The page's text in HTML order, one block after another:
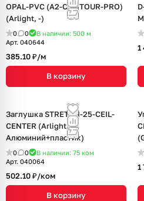
OPAL-PVC (A2-CONTOUR-PRO)
(Arlight, -)
0 0 В наличии: 500 м
Арт. 040644
385.10 ₽/м
В корзину
1
Заглушка STRETCH-25-CEIL-
CENTER (Arlight,
Алюминий+пластик)
0 0 В наличии: 75 ком
Арт. 040064
502.10 ₽/ком
В корзину
1